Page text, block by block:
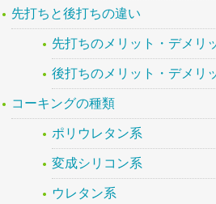
先打ちと後打ちの違い
先打ちのメリット・デメリ
後打ちのメリット・デメリ
コーキングの種類
ポリウレタン系
変成シリコン系
ウレタン系